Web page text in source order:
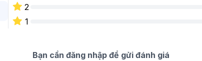
2
1
Bạn cần đăng nhập để gửi đánh giá